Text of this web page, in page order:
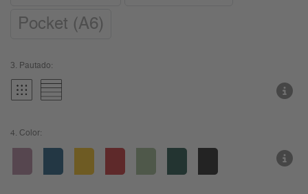
Pocket (A6)
3. Pautado:
4. Color: